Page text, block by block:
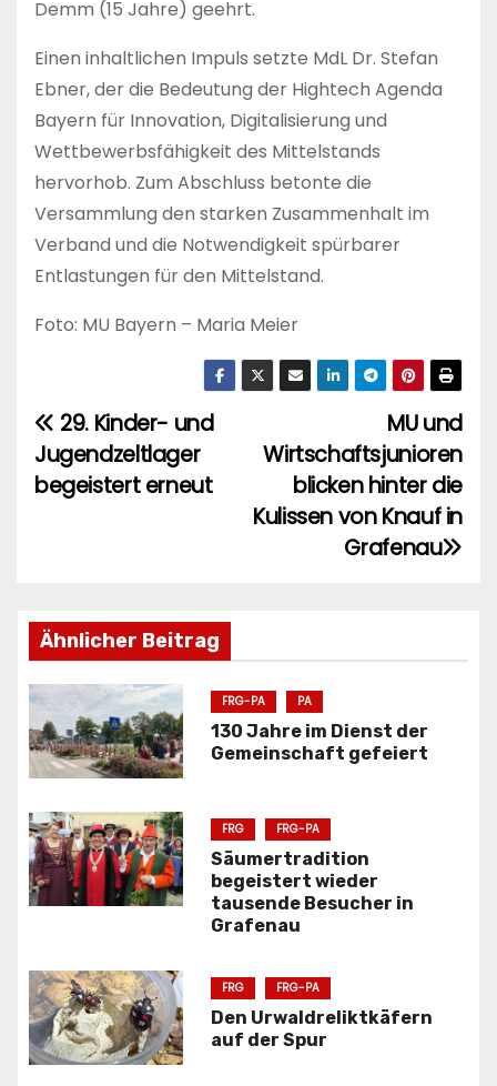
Demm (15 Jahre) geehrt.
Einen inhaltlichen Impuls setzte MdL Dr. Stefan
Ebner, der die Bedeutung der Hightech Agenda
Bayern für Innovation, Digitalisierung und
Wettbewerbsfähigkeit des Mittelstands
hervorhob. Zum Abschluss betonte die
Versammlung den starken Zusammenhalt im
Verband und die Notwendigkeit spürbarer
Entlastungen für den Mittelstand.
Foto: MU Bayern – Maria Meier
B
e
a
g
s
n
a
v
i
g
a
t
MU und
Wirtschaftsjunioren
blicken hinter die
Kulissen von Knauf in
Grafenau
29. Kinder- und
Jugendzeltlager
begeistert erneut
Ähnlicher Beitrag
FRG-PA PA
130 Jahre im Dienst der
Gemeinschaft gefeiert
FRG FRG-PA
Säumertradition
begeistert wieder
tausende Besucher in
Grafenau
FRG FRG-PA
Den Urwaldreliktkäfern
auf der Spur